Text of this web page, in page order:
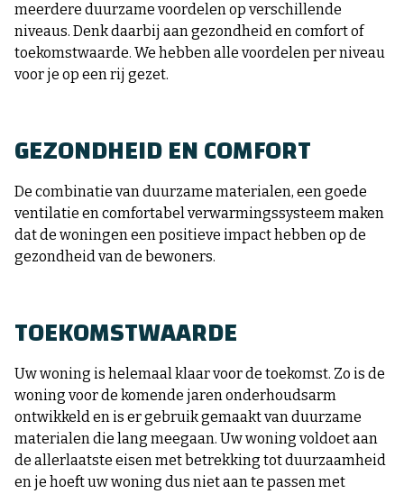
meerdere duurzame voordelen op verschillende
niveaus. Denk daarbij aan gezondheid en comfort of
toekomstwaarde. We hebben alle voordelen per niveau
voor je op een rij gezet.
GEZONDHEID EN COMFORT
De combinatie van duurzame materialen, een goede
ventilatie en comfortabel verwarmingssysteem maken
dat de woningen een positieve impact hebben op de
gezondheid van de bewoners.
TOEKOMSTWAARDE
Uw woning is helemaal klaar voor de toekomst. Zo is de
woning voor de komende jaren onderhoudsarm
ontwikkeld en is er gebruik gemaakt van duurzame
materialen die lang meegaan. Uw woning voldoet aan
de allerlaatste eisen met betrekking tot duurzaamheid
en je hoeft uw woning dus niet aan te passen met